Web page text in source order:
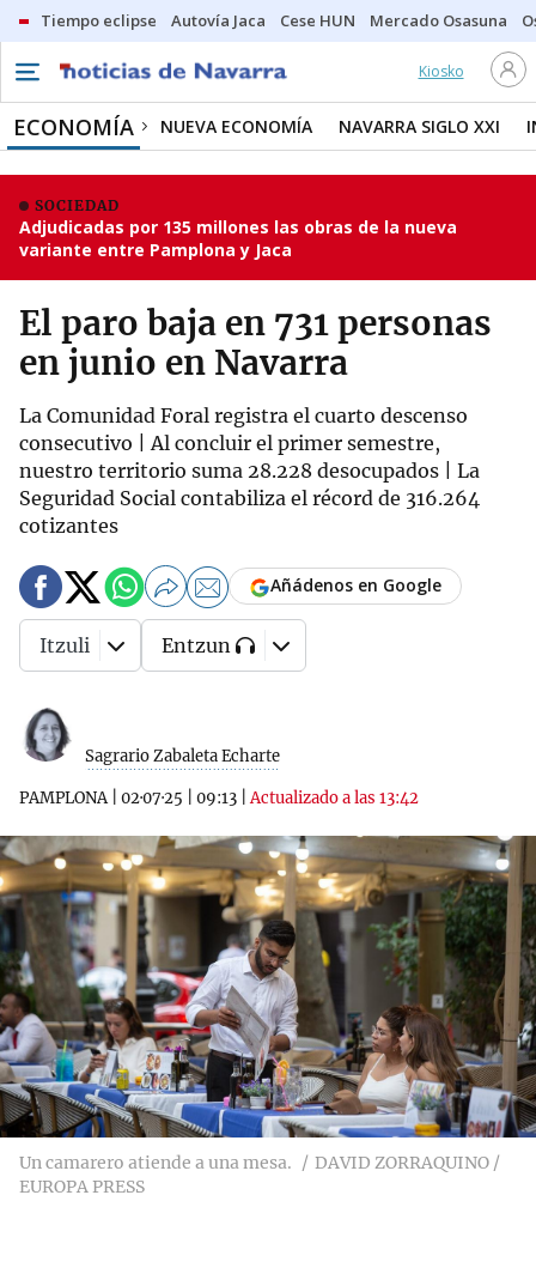
Tiempo eclipse Autovía Jaca Cese HUN Mercado Osasuna
Kiosko
ECONOMÍA NUEVA ECONOMÍA NAVARRA SIGLO XXI
SOCIEDAD
Adjudicadas por 135 millones las obras de la nueva
variante entre Pamplona y Jaca
El paro baja en 731 personas
en junio en Navarra
La Comunidad Foral registra el cuarto descenso
consecutivo | Al concluir el primer semestre,
nuestro territorio suma 28.228 desocupados | La
Seguridad Social contabiliza el récord de 316.264
cotizantes
Sagrario Zabaleta Echarte
PAMPLONA| 02·07·25 09:13 |Actualizado a las 13:42
Añádenos en Google
Itzuli Entzun
Un camarero atiende a una mesa.
DAVID ZORRAQUINO /
EUROPA PRESS